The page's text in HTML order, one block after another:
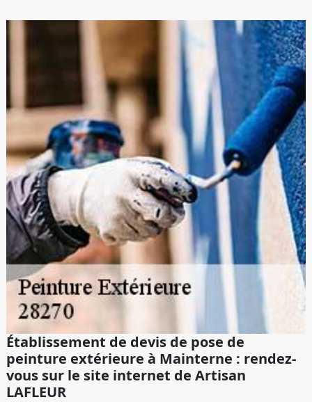
Établissement de devis de pose de
peinture extérieure à Mainterne : rendez-
vous sur le site internet de Artisan
LAFLEUR